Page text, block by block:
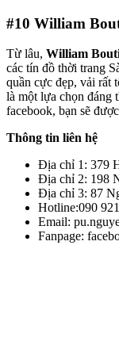
#10 William
Từ lâu, William
các tín đồ thời trang
quần cực đẹp, vải rất
là một lựa chọn đáng
facebook, bạn sẽ
Thông tin liên hệ
Địa chỉ 1: 379
Địa chỉ 2: 198
Địa chỉ 3: 87
Hotline:090
Email:
Fanpage: